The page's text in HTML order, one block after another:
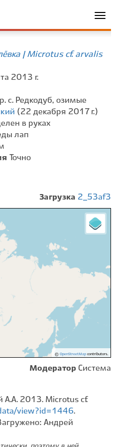
| Microtus cf. arvalis
2013 г.
с. Редкодуб, озимые
(22 декабря 2017 г.)
в руках
лап
Точно
Загрузка 2_53af3
© OpenStreetMapcontributors.
Модератор Система
А.А. 2013. Microtus cf.
view?id=1446.
Андрей